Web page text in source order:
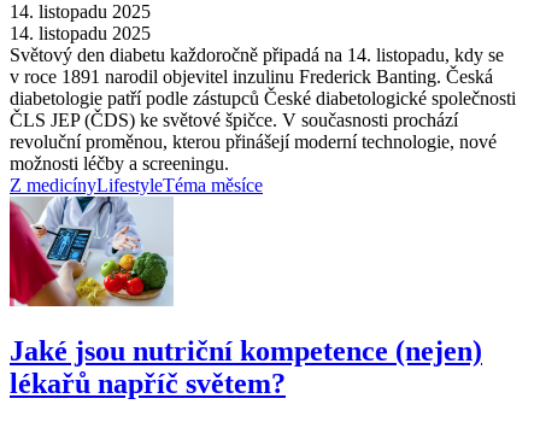
14. listopadu 2025
14. listopadu 2025
Světový den diabetu každoročně připadá na 14. listopadu, kdy se
v roce 1891 narodil objevitel inzulinu Frederick Banting. Česká
diabetologie patří podle zástupců České diabetologické společnosti
ČLS JEP (ČDS) ke světové špičce. V současnosti prochází
revoluční proměnou, kterou přinášejí moderní technologie, nové
možnosti léčby a screeningu.
Z medicínyLifestyleTéma měsíce
Jaké jsou nutriční kompetence (nejen)
lékařů napříč světem?